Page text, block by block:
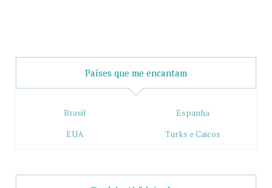
Países que me encantam
Brasil
Espanha
EUA
Turks e Caicos